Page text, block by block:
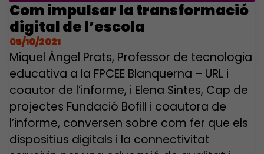
Com impulsar la transformació
digital de l’escola
05/10/2021
Miquel Àngel Prats, Professor de tecnologia
educativa a la FPCEE Blanquerna – URL i
coautor de l’informe, i Elena Sintes, Cap de
projectes Fundació Bofill i coautora de
l’informe, conversen sobre com fer que els
dispositius digitals i la connectivitat